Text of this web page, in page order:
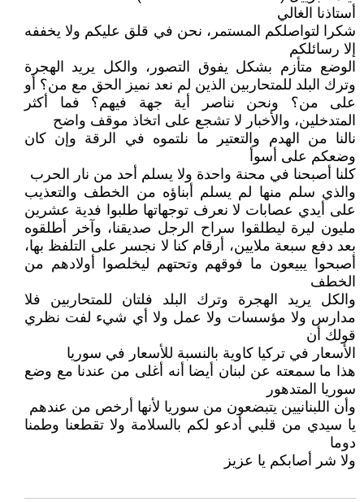
أستاذنا الغالي
شكرا لتواصلكم المستمر، نحن في قلق عليكم ولا يخففه
إلا رسائلكم
الوضع متأزم بشكل يفوق التصور، والكل يريد الهجرة
وترك البلد للمتحاربين الذين لم نعد نميز الحق مع من؟ أو
على من؟ ونحن نناصر أية جهة فيهم؟ فما أكثر
المتدخلين، والأخبار لا تشجع على اتخاذ موقف واضح
نالنا من الهدم والتعتير ما نلتموه في الرقة وإن كان
وضعكم على أسوأ
كلنا أصبحنا في محنة واحدة ولا يسلم أحد من نار الحرب
والذي سلم منها لم يسلم أبناؤه من الخطف والتعذيب
على أيدي عصابات لا نعرف توجهاتها طلبوا فدية عشرين
مليون ليرة ليطلقوا سراح الرجل صديقنا، وآخر أطلقوه
بعد دفع سبعة ملايين، أرقام كنا لا نجسر على التلفظ بها،
أصبحوا يبيعون ما فوقهم وتحتهم ليخلصوا أولادهم من
الخطف
والكل يريد الهجرة وترك البلد فلتان للمتحاربين فلا
مدارس ولا مؤسسات ولا عمل ولا أي شيء لفت نظري
قولك أن
الأسعار في تركيا كاوية بالنسبة للأسعار في سوريا
هذا ما سمعته عن لبنان أيضا أنه أغلى من عندنا مع وضع
سوريا المتدهور
وأن اللبنانيين يتبضعون من سوريا لأنها أرخص من عندهم
يا سيدي من قلبي أدعو لكم بالسلامة ولا تقطعنا وطمنا
دوما
ولا شر أصابكم يا عزيز